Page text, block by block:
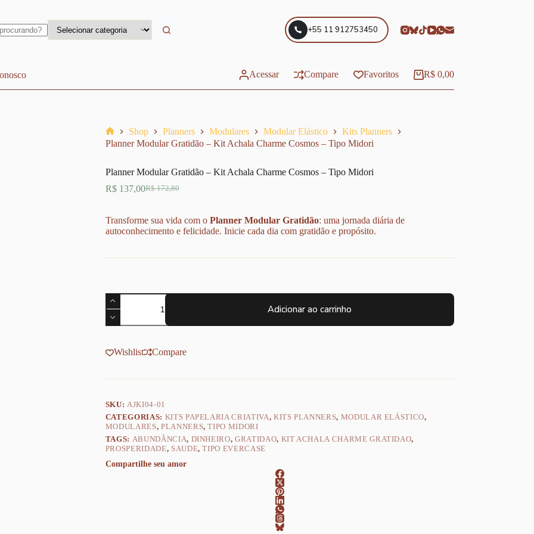
+55 11 912753450
Acessar Compare Favoritos Carrinho
R$0,00
Home
Shop Planners Modulares Modular Elástico
Kits Planners
Planner Modular Gratidão – Kit Achala Charme Cosmos – Tipo Midori
Planner Modular Gratidão – Kit Achala Charme Cosmos – Tipo Midori
R$172,80
O
era:
R$ 172,80.
R$137,00O
é:
R$ 137,00.
Transforme sua vida com o Planner Modular Gratidão: uma jornada diária de
autoconhecimento e felicidade. Inicie cada dia com gratidão e propósito.
Planner
Modular
Gratidão
-
Achala
Charme
-
quantidade
Adicionar ao carrinho
Wishlist Compare
SKU: AJKI04-01
CATEGORIAS: KITS PAPELARIA CRIATIVA, KITS PLANNERS, MODULAR ELÁSTICO,
MODULARES, PLANNERS,TIPO MIDORI
TAGS: ABUNDÂNCIA, DINHEIRO,GRATIDAO, KIT ACHALA CHARME GRATIDAO,
PROSPERIDADE, SAUDE,TIPO EVERCASE
Compartilhe seu amor